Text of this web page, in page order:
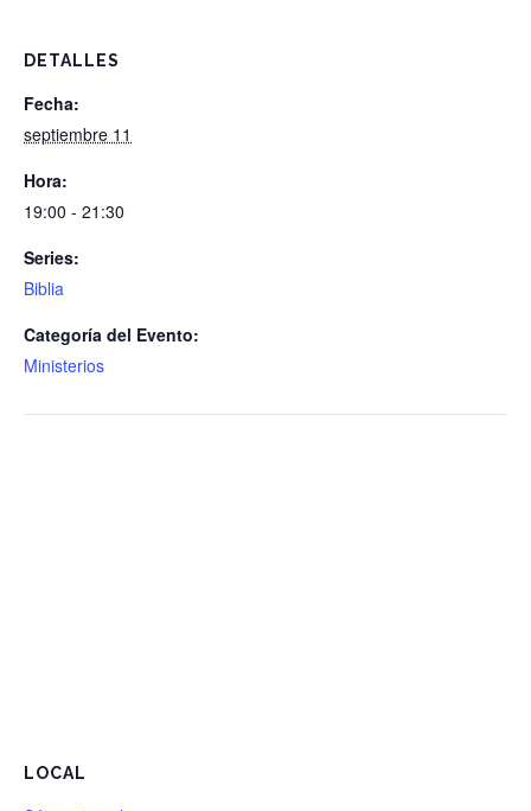
DETALLES
Fecha:
septiembre 11
Hora:
19:00 - 21:30
Series:
Biblia
Categoría del Evento:
Ministerios
LOCAL